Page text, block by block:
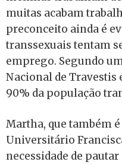
muitas acabam
preconceito ainda é
transsexuais tentam
emprego. Segundo
Nacional de Travestis
90% da população
Martha, que também
Universitário
necessidade de